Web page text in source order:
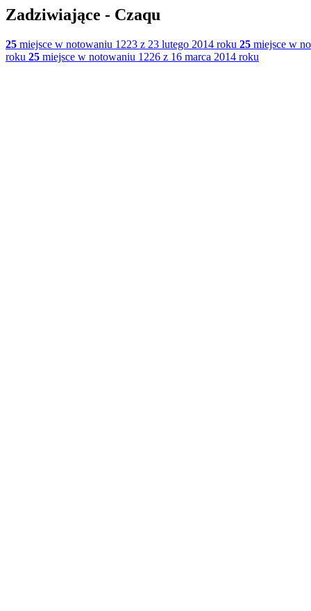
Zadziwiające - Czaqu
25 miejsce w notowaniu 1223 z 23 lutego 2014 roku 25 miejsce w
roku 25 miejsce w notowaniu 1226 z 16 marca 2014 roku